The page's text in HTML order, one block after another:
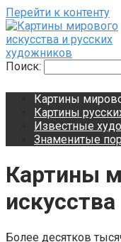
Перейти к контенту
Поиск:
Картины
Картины
Известные
Знаменитые
Картины
искусства
Более десятков